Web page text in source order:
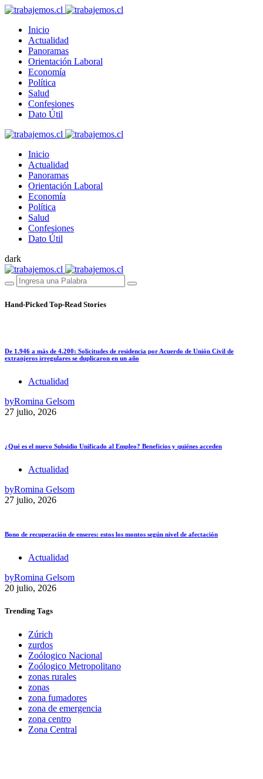
Inicio
Actualidad
Panoramas
Orientación Laboral
Economía
Política
Salud
Confesiones
Dato Útil
Inicio
Actualidad
Panoramas
Orientación Laboral
Economía
Política
Salud
Confesiones
Dato Útil
dark
Hand-Picked Top-Read Stories
De 1.946 a más de 4.200: Solicitudes de residencia por Acuerdo de Unión Civil de
extranjeros irregulares se duplicaron en un año
Actualidad
byRomina Gelsom
27 julio, 2026
¿Qué es el nuevo Subsidio Unificado al Empleo? Beneficios y quiénes acceden
Actualidad
byRomina Gelsom
27 julio, 2026
Bono de recuperación de enseres: estos los montos según nivel de afectación
Actualidad
byRomina Gelsom
20 julio, 2026
Trending Tags
Zúrich
zurdos
Zoólogico Nacional
Zoólogico Metropolitano
zonas rurales
zonas
zona fumadores
zona de emergencia
zona centro
Zona Central